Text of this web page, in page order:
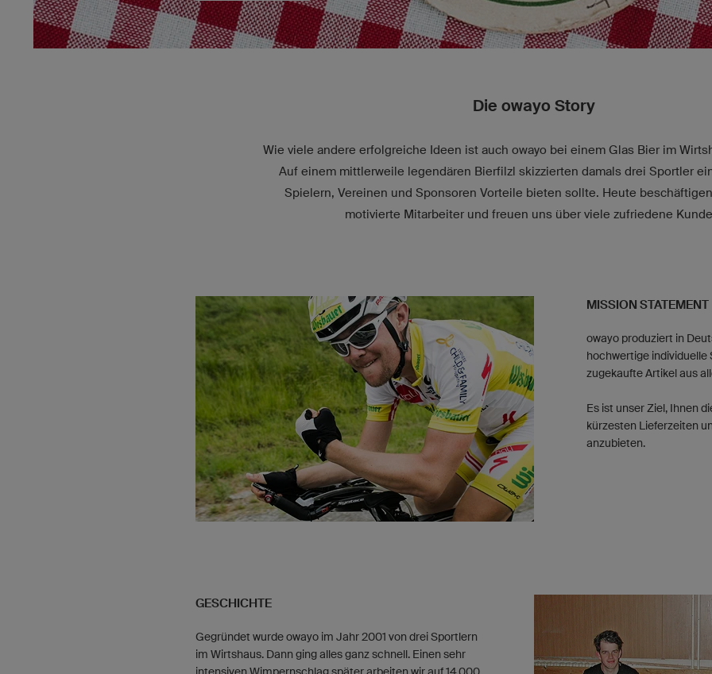
Die owayo Story
Wie viele andere erfolgreiche Ideen ist auch owayo bei einem Glas Bier im
Auf einem mittlerweile legendären Bierfilzl skizzierten damals drei Sportler
Spielern, Vereinen und Sponsoren Vorteile bieten sollte. Heute
motivierte Mitarbeiter und freuen uns über viele zufriedene
MISSION STATEMENT
owayo produziert in
hochwertige individuelle
zugekaufte Artikel aus
Es ist unser Ziel, Ihnen
kürzesten Lieferzeiten
anzubieten.
GESCHICHTE
Gegründet wurde owayo im Jahr 2001 von drei Sportlern
im Wirtshaus. Dann ging alles ganz schnell. Einen sehr